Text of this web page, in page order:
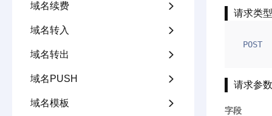
域名续费 
域名转入 
域名转出 
域名PUSH 
域名模板 
请求类型
POST
请求参数
字段